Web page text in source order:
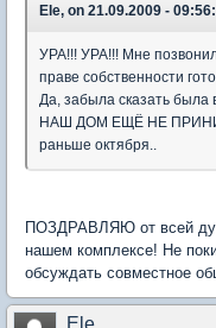
Ele, on 21.09.2009 - 09:56:
УРА!!! УРА!!! Мне
праве собственности
Да, забыла сказать была
НАШ ДОМ ЕЩЁ НЕ
раньше октября..
ПОЗДРАВЛЯЮ от всей
нашем комплексе! Не
обсуждать совместное